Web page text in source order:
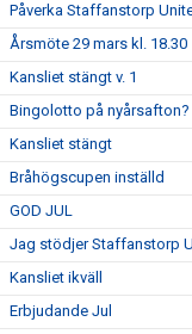
Påverka Staffanstorp
Årsmöte 29 mars kl. 18.30
Kansliet stängt v. 1
Bingolotto på nyårsafton?
Kansliet stängt
Bråhögscupen inställd
GOD JUL
Jag stödjer Staffanstorp
Kansliet ikväll
Erbjudande Jul